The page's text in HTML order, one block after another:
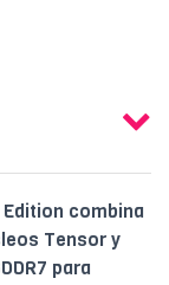
Edition combina
Tensor y
para